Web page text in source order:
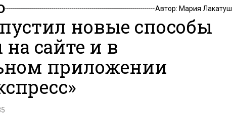
Автор: Мария Лакатуш
новые способы
сайте и в
приложении